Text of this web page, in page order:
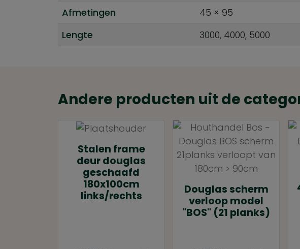
Afmetingen
45 × 95
Lengte
3000, 4000, 5000
Andere producten uit de
Stalen frame
deur douglas
geschaafd
180x100cm
links/rechts
Douglas scherm
verloop model
"BOS" (21 planks)